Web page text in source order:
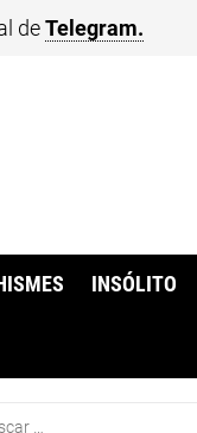
deTelegram.
INSÓLITO